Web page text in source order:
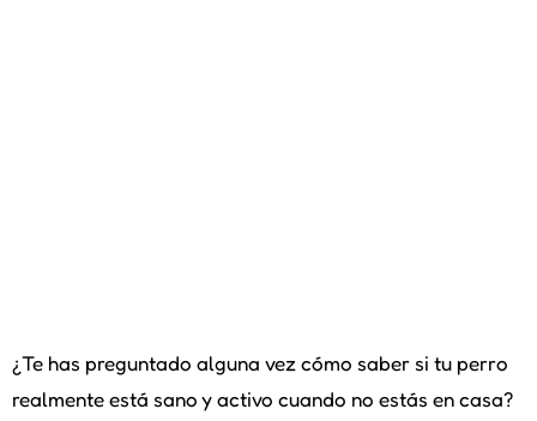
¿Te has preguntado alguna vez cómo saber si tu perro
realmente está sano y activo cuando no estás en casa?